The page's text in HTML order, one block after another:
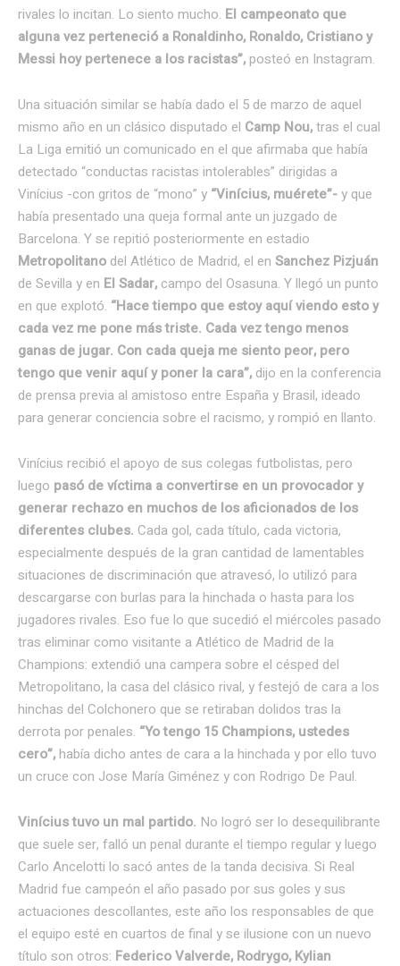
rivales lo incitan. Lo siento mucho. El campeonato que
alguna vez perteneció a Ronaldinho, Ronaldo, Cristiano y
Messi hoy pertenece a los racistas”, posteó en Instagram.
Una situación similar se había dado el 5 de marzo de aquel
mismo año en un clásico disputado el Camp Nou,tras el cual
La Liga emitió un comunicado en el que afirmaba que había
detectado “conductas racistas intolerables” dirigidas a
Vinícius -con gritos de “mono” y “Vinícius, muérete”-y que
había presentado una queja formal ante un juzgado de
Barcelona. Y se repitió posteriormente en estadio
Metropolitano del Atlético de Madrid, el en Sanchez Pizjuán
de Sevilla y en El Sadar, campo del Osasuna. Y llegó un punto
en que explotó. “Hace tiempo que estoy aquí viendo esto y
cada vez me pone más triste. Cada vez tengo menos
ganas de jugar. Con cada queja me siento peor, pero
tengo que venir aquí y poner la cara”, dijo en la conferencia
de prensa previa al amistoso entre España y Brasil, ideado
para generar conciencia sobre el racismo, y rompió en llanto.
Vinícius recibió el apoyo de sus colegas futbolistas, pero
luego pasó de víctima a convertirse en un provocador y
generar rechazo en muchos de los aficionados de los
diferentes clubes. Cada gol, cada título, cada victoria,
especialmente después de la gran cantidad de lamentables
situaciones de discriminación que atravesó, lo utilizó para
descargarse con burlas para la hinchada o hasta para los
jugadores rivales. Eso fue lo que sucedió el miércoles pasado
tras eliminar como visitante a Atlético de Madrid de la
Champions: extendió una campera sobre el césped del
Metropolitano, la casa del clásico rival, y festejó de cara a los
hinchas del Colchonero que se retiraban dolidos tras la
derrota por penales. “Yo tengo 15 Champions, ustedes
cero”, había dicho antes de cara a la hinchada y por ello tuvo
un cruce con Jose María Giménez y con Rodrigo De Paul.
Vinícius tuvo un mal partido. No logró ser lo desequilibrante
que suele ser, falló un penal durante el tiempo regular y luego
Carlo Ancelotti lo sacó antes de la tanda decisiva. Si Real
Madrid fue campeón el año pasado por sus goles y sus
actuaciones descollantes, este año los responsables de que
el equipo esté en cuartos de final y se ilusione con un nuevo
título son otros: Federico Valverde, Rodrygo, Kylian